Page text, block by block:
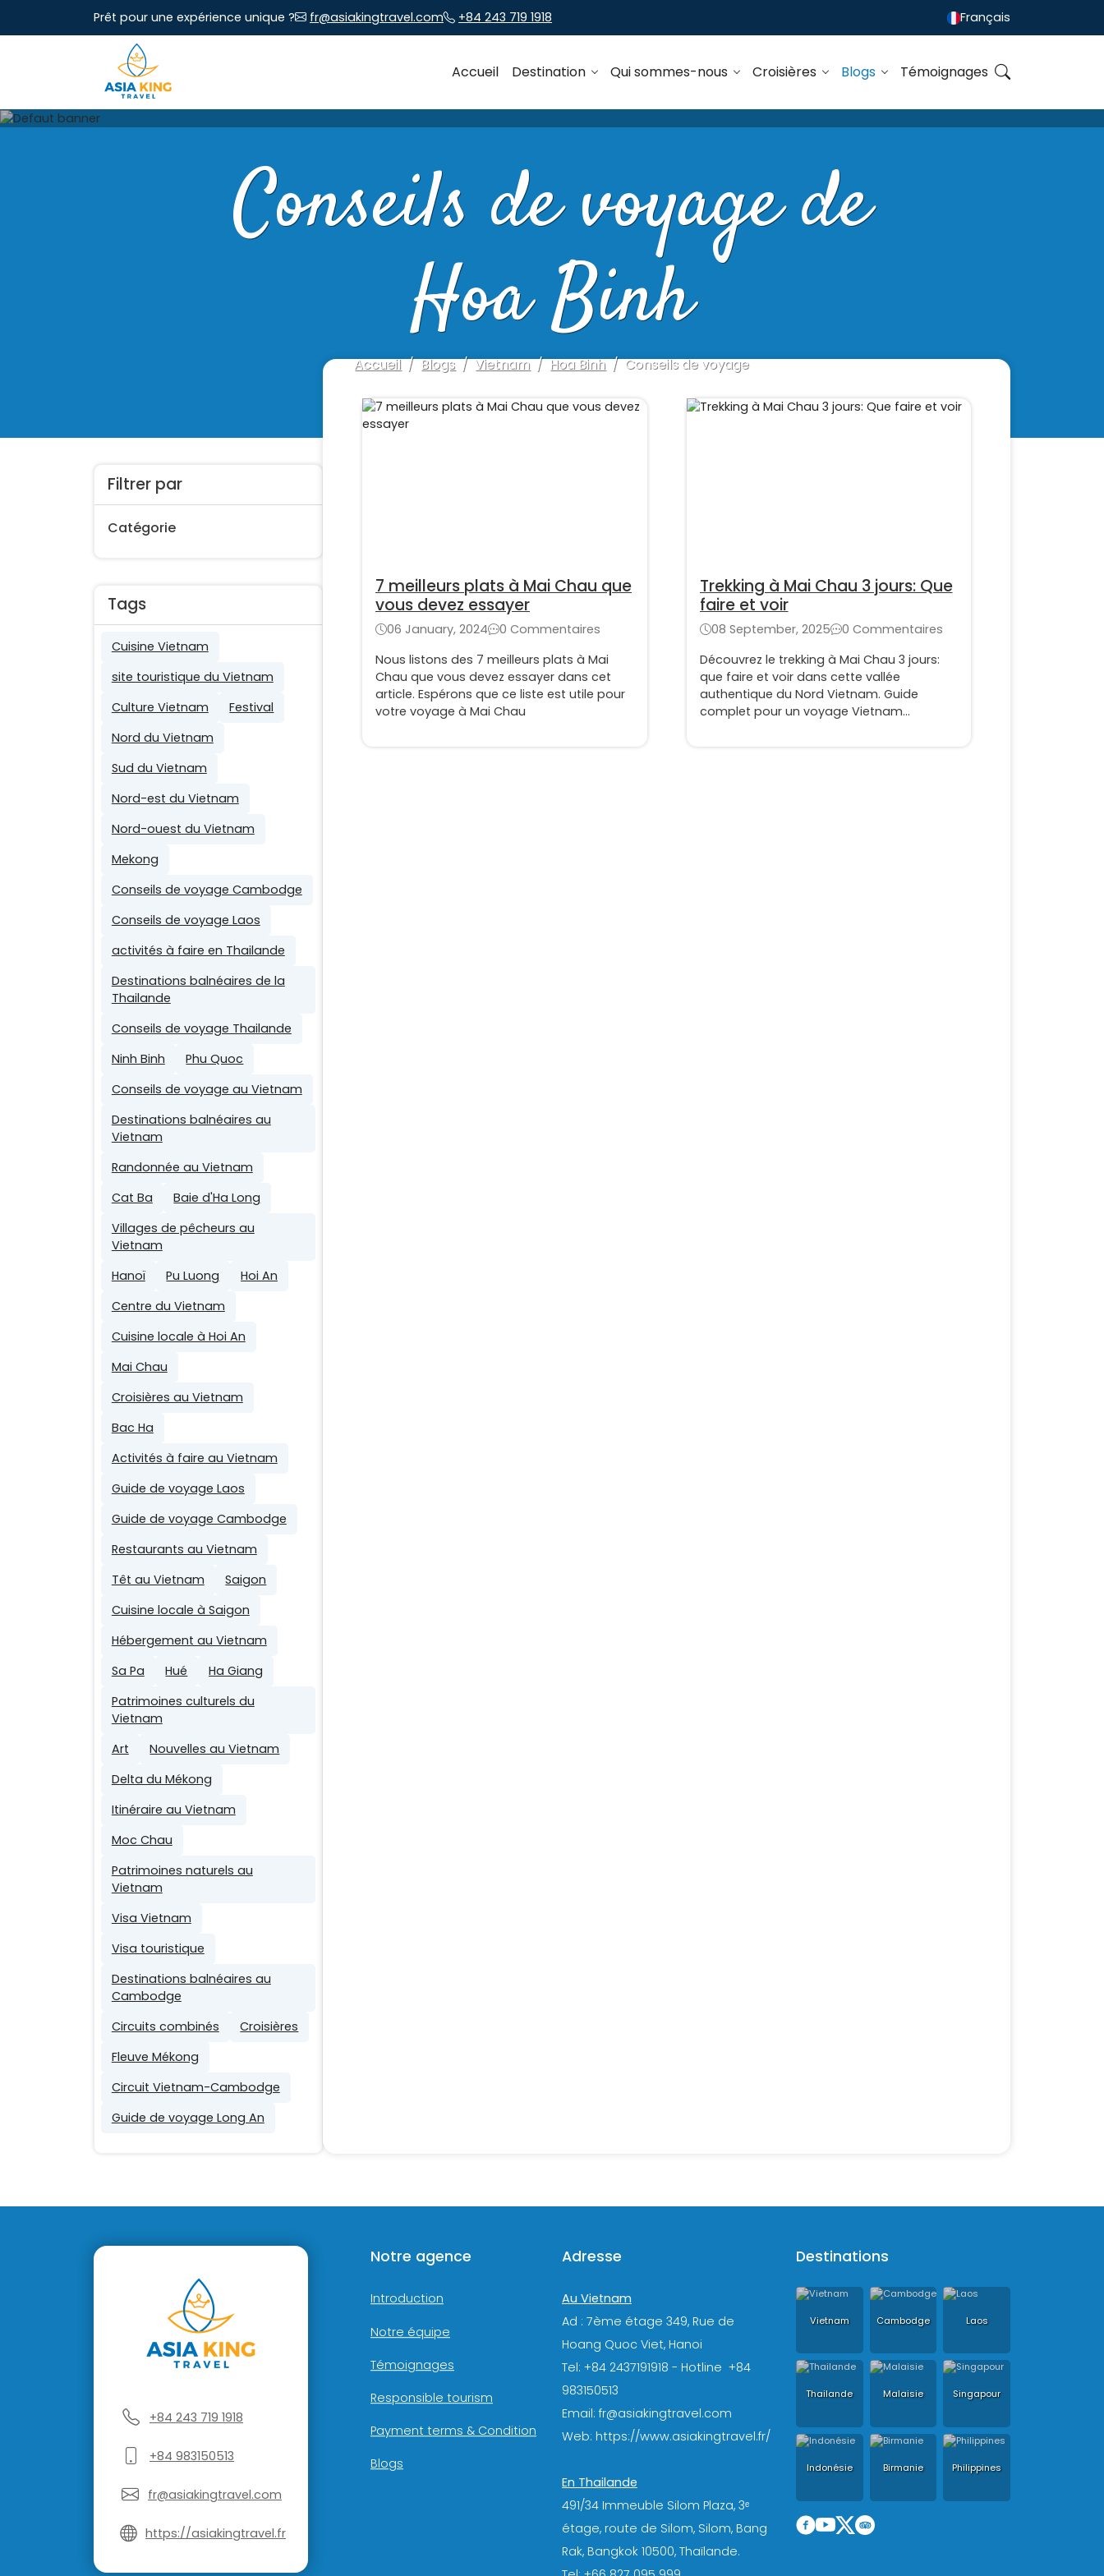
Prêt pour une expérience unique ? fr@asiakingtravel.com +84 243 719 1918 Français
Accueil Destination Qui sommes-nous Croisières Blogs Témoignages
Conseils de voyage de
Hoa Binh
Accueil Blogs Vietnam Hoa Binh Conseils de voyage
Filtrer par
Catégorie
Tags
Cuisine Vietnam
site touristique du Vietnam
Culture Vietnam
Festival
Nord du Vietnam
Sud du Vietnam
Nord-est du Vietnam
Nord-ouest du Vietnam
Mekong
Conseils de voyage Cambodge
Conseils de voyage Laos
activités à faire en Thailande
Destinations balnéaires de la
Thailande
Conseils de voyage Thailande
Ninh Binh
Phu Quoc
Conseils de voyage au Vietnam
Destinations balnéaires au
Vietnam
Randonnée au Vietnam
Cat Ba
Baie d'Ha Long
Villages de pêcheurs au
Vietnam
Hanoï
Pu Luong
Hoi An
Centre du Vietnam
Cuisine locale à Hoi An
Mai Chau
Croisières au Vietnam
Bac Ha
Activités à faire au Vietnam
Guide de voyage Laos
Guide de voyage Cambodge
Restaurants au Vietnam
Têt au Vietnam
Saigon
Cuisine locale à Saigon
Hébergement au Vietnam
Sa Pa
Hué
Ha Giang
Patrimoines culturels du
Vietnam
Art
Nouvelles au Vietnam
Delta du Mékong
Itinéraire au Vietnam
Moc Chau
Patrimoines naturels au
Vietnam
Visa Vietnam
Visa touristique
Destinations balnéaires au
Cambodge
Circuits combinés
Croisières
Fleuve Mékong
Circuit Vietnam-Cambodge
Guide de voyage Long An
7 meilleurs plats à Mai Chau que
vous devez essayer
06 January, 2024
0 Commentaires
Nous listons des 7 meilleurs plats à Mai
Chau que vous devez essayer dans cet
article. Espérons que ce liste est utile pour
votre voyage à Mai Chau
Trekking à Mai Chau 3 jours: Que
faire et voir
08 September, 2025
0 Commentaires
Découvrez le trekking à Mai Chau 3 jours:
que faire et voir dans cette vallée
authentique du Nord Vietnam. Guide
complet pour un voyage Vietnam
+84 243 719 1918
+84 983150513
fr@asiakingtravel.com
https://asiakingtravel.fr
Notre agence
Introduction
Notre équipe
Témoignages
Responsible tourism
Payment terms & Condition
Blogs
Adresse
Au Vietnam
Ad : 7ème étage 349, Rue de
Hoang Quoc Viet, Hanoi
Tel: +84 2437191918 - Hotline +84
983150513
Email: fr@asiakingtravel.com
Web: https://www.asiakingtravel.fr/
En Thailande
491/34 Immeuble Silom Plaza, 3ᵉ
étage, route de Silom, Silom, Bang
Rak, Bangkok 10500, Thaïlande.
Destinations
Vietnam Cambodge Laos
Thailande Malaisie Singapour
Indonésie Birmanie Philippines